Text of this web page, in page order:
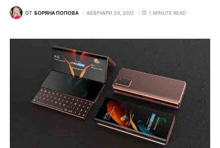
ОТ БОРЯНА ПОПОВА ФЕВРУАРИ 24, 2021 1 MINUTE READ